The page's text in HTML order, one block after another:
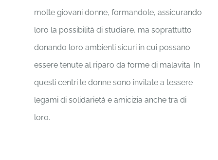
molte giovani donne, formandole, assicurando
loro la possibilità di studiare, ma soprattutto
donando loro ambienti sicuri in cui possano
essere tenute al riparo da forme di malavita. In
questi centri le donne sono invitate a tessere
legami di solidarietà e amicizia anche tra di
loro.